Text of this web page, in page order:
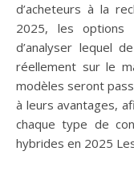
d’acheteurs à la
2025, les options
d’analyser lequel
réellement sur le
modèles seront
à leurs avantages,
chaque type de
hybrides en 2025